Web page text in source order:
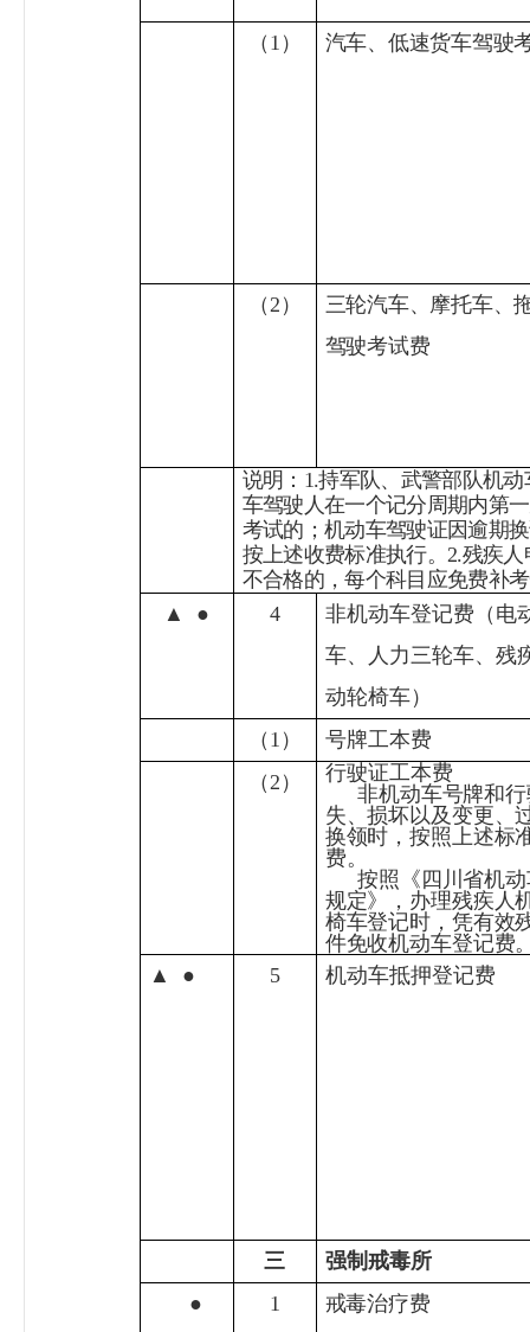
（ 1 ） 汽车、低速货车驾驶
（2 ）
三轮汽车、摩托车、
驾驶考试费
说明： 1.持军队、武警部队机
车驾驶人在一个记分周期内第
考试的；机动车驾驶证因逾期
按上述收费标准执行。2.残疾人
不合格的，每个科目应免费补
▲
● 4
非机动车登记费（电
车、人力三轮车、残
动轮椅车）
（ 1 ）
号牌工本费
（2 ）
行驶证工本费
非机动车号牌和
失、损坏以及变更、
换领时，按照上述标
费。
按照《四川省机
规定》，办理残疾人
椅车登记时，凭有效
件免收机动车登记费
▲
● 5 机动车抵押登记费
三
强制戒毒所
●
1 戒毒治疗费